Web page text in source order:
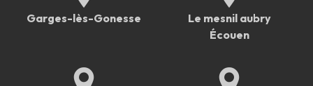
Garges-lès-Gonesse
Le mesnil aubry
Écouen